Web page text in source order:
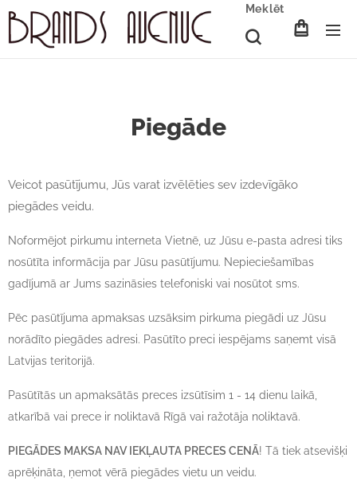
Meklēt
Piegāde
Veicot pasūtījumu, Jūs varat izvēlēties sev izdevīgāko
piegādes veidu.
Noformējot pirkumu interneta Vietnē, uz Jūsu e-pasta adresi tiks
nosūtīta informācija par Jūsu pasūtījumu. Nepieciešamības
gadījumā ar Jums sazināsies telefoniski vai nosūtot sms.
Pēc pasūtījuma apmaksas uzsāksim pirkuma piegādi uz Jūsu
norādīto piegādes adresi. Pasūtīto preci iespējams saņemt visā
Latvijas teritorijā.
Pasūtītās un apmaksātās preces izsūtīsim 1 - 14 dienu laikā,
atkarībā vai prece ir noliktavā Rīgā vai ražotāja noliktavā.
PIEGĀDES MAKSA NAV IEKĻAUTA PRECES CENĀ! Tā tiek atsevišķi
aprēķināta, ņemot vērā piegādes vietu un veidu.